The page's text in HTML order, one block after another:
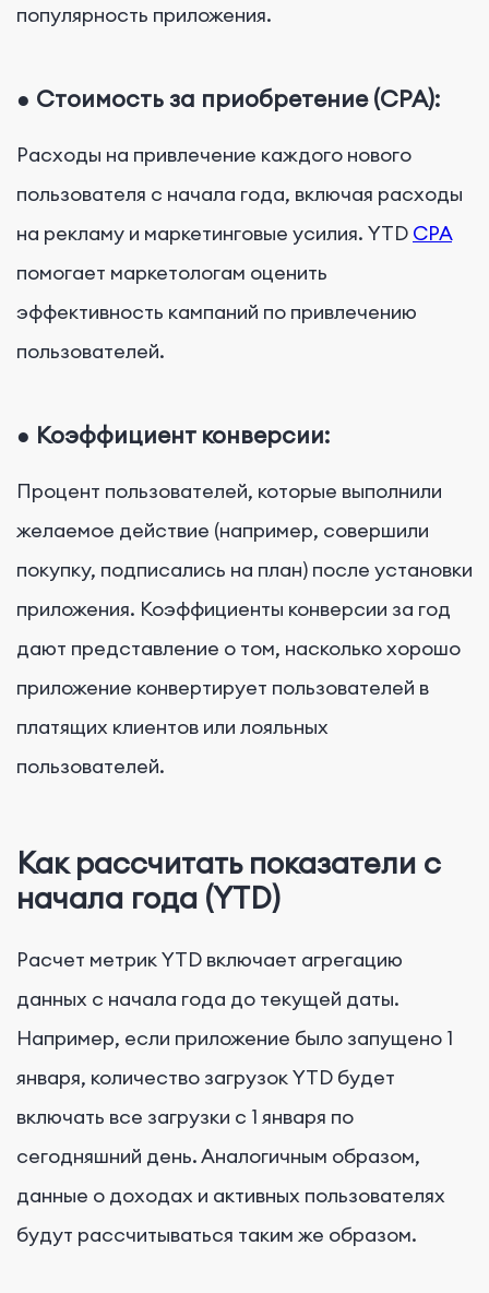
популярность приложения.
● Стоимость за приобретение (CPA):
Расходы на привлечение каждого нового
пользователя с начала года, включая расходы
на рекламу и маркетинговые усилия. YTD CPA
помогает маркетологам оценить
эффективность кампаний по привлечению
пользователей.
● Коэффициент конверсии:
Процент пользователей, которые выполнили
желаемое действие (например, совершили
покупку, подписались на план) после установки
приложения. Коэффициенты конверсии за год
дают представление о том, насколько хорошо
приложение конвертирует пользователей в
платящих клиентов или лояльных
пользователей.
Как рассчитать показатели с
начала года (YTD)
Расчет метрик YTD включает агрегацию
данных с начала года до текущей даты.
Например, если приложение было запущено 1
января, количество загрузок YTD будет
включать все загрузки с 1 января по
сегодняшний день. Аналогичным образом,
данные о доходах и активных пользователях
будут рассчитываться таким же образом.